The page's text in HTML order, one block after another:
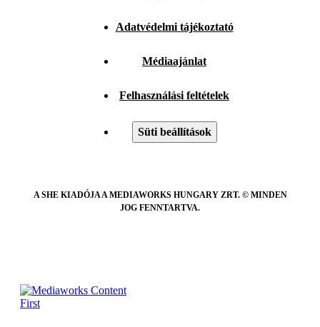
Adatvédelmi tájékoztató
Médiaajánlat
Felhasználási feltételek
Süti beállítások
A SHE KIADÓJA A MEDIAWORKS HUNGARY ZRT. © MINDEN
JOG FENNTARTVA.